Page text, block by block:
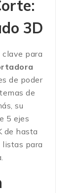
3D
para
de poder
de
su
5 ejes
de hasta
listas para